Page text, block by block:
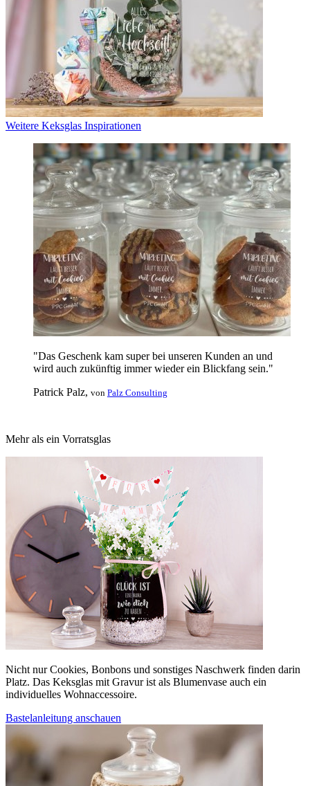
Weitere Keksglas Inspirationen
"Das Geschenk kam super bei unseren Kunden an und
wird auch zukünftig immer wieder ein Blickfang sein."
Patrick Palz, von Palz Consulting
Mehr als ein Vorratsglas
Nicht nur Cookies, Bonbons und sonstiges Naschwerk finden darin
Platz. Das Keksglas mit Gravur ist als Blumenvase auch ein
individuelles Wohnaccessoire.
Bastelanleitung anschauen